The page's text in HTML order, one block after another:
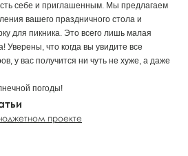
себе и приглашенным. Мы предлагаем
вашего праздничного стола и
для пикника. Это всего лишь малая
Уверены, что когда вы увидите все
у вас получится ни чуть не хуже, а даже
погоды!
проекте